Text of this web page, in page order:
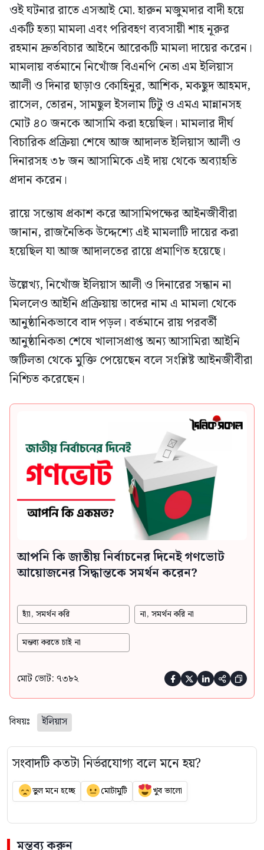
ওই ঘটনার রাতে এসআই মো. হারুন মজুমদার বাদী হয়ে
একটি হত্যা মামলা এবং পরিবহণ ব্যবসায়ী শাহ নূরুর
রহমান দ্রুতবিচার আইনে আরেকটি মামলা দায়ের করেন।
মামলায় বর্তমানে নিখোঁজ বিএনপি নেতা এম ইলিয়াস
আলী ও দিনার ছাড়াও কোহিনুর, আশিক, মকছুদ আহমদ,
রাসেল, তোরন, সামছুল ইসলাম টিটু ও এমএ মান্নানসহ
মোট ৪০ জনকে আসামি করা হয়েছিল। মামলার দীর্ঘ
বিচারিক প্রক্রিয়া শেষে আজ আদালত ইলিয়াস আলী ও
দিনারসহ ৩৮ জন আসামিকে এই দায় থেকে অব্যাহতি
প্রদান করেন।
রায়ে সন্তোষ প্রকাশ করে আসামিপক্ষের আইনজীবীরা
জানান, রাজনৈতিক উদ্দেশ্যে এই মামলাটি দায়ের করা
হয়েছিল যা আজ আদালতের রায়ে প্রমাণিত হয়েছে।
উল্লেখ্য, নিখোঁজ ইলিয়াস আলী ও দিনারের সন্ধান না
মিললেও আইনি প্রক্রিয়ায় তাদের নাম এ মামলা থেকে
আনুষ্ঠানিকভাবে বাদ পড়ল। বর্তমানে রায় পরবর্তী
আনুষ্ঠানিকতা শেষে খালাসপ্রাপ্ত অন্য আসামিরা আইনি
জটিলতা থেকে মুক্তি পেয়েছেন বলে সংশ্লিষ্ট আইনজীবীরা
নিশ্চিত করেছেন।
আপনি কি জাতীয় নির্বাচনের দিনেই গণভোট
আয়োজনের সিদ্ধান্তকে সমর্থন করেন?
হ্যাঁ, সমর্থন করি না, সমর্থন করি না
মন্তব্য করতে চাই না
মোট ভোট: ৭৩৮২     
বিষয়ঃ ইলিয়াস
সংবাদটি কতটা নির্ভরযোগ্য বলে মনে হয়?
ভুল মনে হচ্ছে মোটামুটি খুব ভালো
মন্তব্য করুন